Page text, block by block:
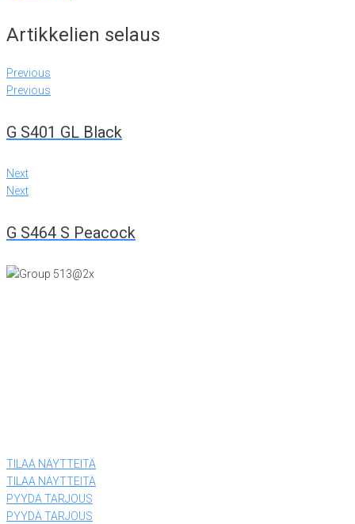
Artikkelien selaus
Previous
Previous
G S401 GL Black
Next
Next
G S464 S Peacock
TILAA NÄYTTEITÄ
TILAA NÄYTTEITÄ
PYYDÄ TARJOUS
PYYDÄ TARJOUS